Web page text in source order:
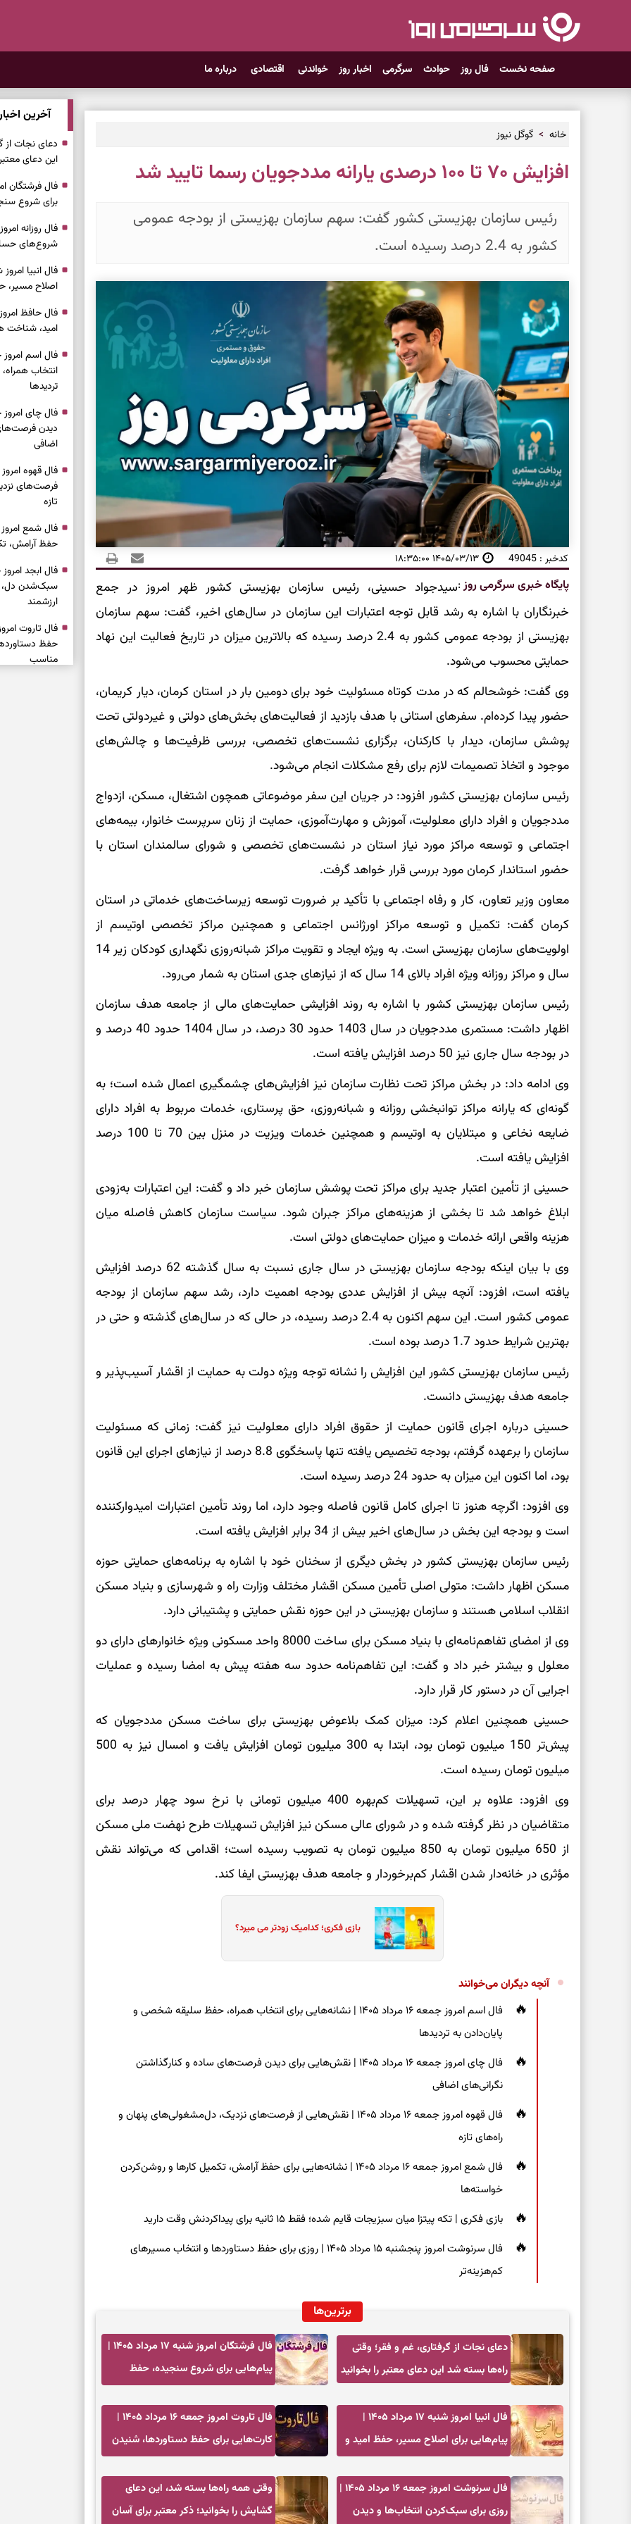
صفحه نخست فال روز حوادث سرگرمی اخبار روز خواندنی اقتصادی درباره ما
خانه گوگل نیوز
افزایش ۷۰ تا ۱۰۰ درصدی یارانه مددجویان رسما تایید شد
رئیس سازمان بهزیستی کشور گفت: سهم سازمان بهزیستی از بودجه عمومی
کشور به 2.4 درصد رسیده است.
کدخبر : 49045 ۱۴۰۵/۰۳/۱۳ ۱۸:۳۵:۰۰
پایگاه خبری سرگرمی روز:سیدجواد حسینی، رئیس سازمان بهزیستی کشور ظهر امروز در جمع
خبرنگاران با اشاره به رشد قابل توجه اعتبارات این سازمان در سال‌های اخیر، گفت: سهم سازمان
بهزیستی از بودجه عمومی کشور به 2.4 درصد رسیده که بالاترین میزان در تاریخ فعالیت این نهاد
حمایتی محسوب می‌شود.
وی گفت: خوشحالم که در مدت کوتاه مسئولیت خود برای دومین بار در استان کرمان، دیار کریمان،
حضور پیدا کرده‌ام. سفرهای استانی با هدف بازدید از فعالیت‌های بخش‌های دولتی و غیردولتی تحت
پوشش سازمان، دیدار با کارکنان، برگزاری نشست‌های تخصصی، بررسی ظرفیت‌ها و چالش‌های
موجود و اتخاذ تصمیمات لازم برای رفع مشکلات انجام می‌شود.
رئیس سازمان بهزیستی کشور افزود: در جریان این سفر موضوعاتی همچون اشتغال، مسکن، ازدواج
مددجویان و افراد دارای معلولیت، آموزش و مهارت‌آموزی، حمایت از زنان سرپرست خانوار، بیمه‌های
اجتماعی و توسعه مراکز مورد نیاز استان در نشست‌های تخصصی و شورای سالمندان استان با
حضور استاندار کرمان مورد بررسی قرار خواهد گرفت.
معاون وزیر تعاون، کار و رفاه اجتماعی با تأکید بر ضرورت توسعه زیرساخت‌های خدماتی در استان
کرمان گفت: تکمیل و توسعه مراکز اورژانس اجتماعی و همچنین مراکز تخصصی اوتیسم از
اولویت‌های سازمان بهزیستی است. به ویژه ایجاد و تقویت مراکز شبانه‌روزی نگهداری کودکان زیر 14
سال و مراکز روزانه ویژه افراد بالای 14 سال که از نیازهای جدی استان به شمار می‌رود.
رئیس سازمان بهزیستی کشور با اشاره به روند افزایشی حمایت‌های مالی از جامعه هدف سازمان
اظهار داشت: مستمری مددجویان در سال 1403 حدود 30 درصد، در سال 1404 حدود 40 درصد و
در بودجه سال جاری نیز 50 درصد افزایش یافته است.
وی ادامه داد: در بخش مراکز تحت نظارت سازمان نیز افزایش‌های چشمگیری اعمال شده است؛ به
گونه‌ای که یارانه مراکز توانبخشی روزانه و شبانه‌روزی، حق پرستاری، خدمات مربوط به افراد دارای
ضایعه نخاعی و مبتلایان به اوتیسم و همچنین خدمات ویزیت در منزل بین 70 تا 100 درصد
افزایش یافته است.
حسینی از تأمین اعتبار جدید برای مراکز تحت پوشش سازمان خبر داد و گفت: این اعتبارات به‌زودی
ابلاغ خواهد شد تا بخشی از هزینه‌های مراکز جبران شود. سیاست سازمان کاهش فاصله میان
هزینه واقعی ارائه خدمات و میزان حمایت‌های دولتی است.
وی با بیان اینکه بودجه سازمان بهزیستی در سال جاری نسبت به سال گذشته 62 درصد افزایش
یافته است، افزود: آنچه بیش از افزایش عددی بودجه اهمیت دارد، رشد سهم سازمان از بودجه
عمومی کشور است. این سهم اکنون به 2.4 درصد رسیده، در حالی که در سال‌های گذشته و حتی در
بهترین شرایط حدود 1.7 درصد بوده است.
رئیس سازمان بهزیستی کشور این افزایش را نشانه توجه ویژه دولت به حمایت از اقشار آسیب‌پذیر و
جامعه هدف بهزیستی دانست.
حسینی درباره اجرای قانون حمایت از حقوق افراد دارای معلولیت نیز گفت: زمانی که مسئولیت
سازمان را برعهده گرفتم، بودجه تخصیص یافته تنها پاسخگوی 8.8 درصد از نیازهای اجرای این قانون
بود، اما اکنون این میزان به حدود 24 درصد رسیده است.
وی افزود: اگرچه هنوز تا اجرای کامل قانون فاصله وجود دارد، اما روند تأمین اعتبارات امیدوارکننده
است و بودجه این بخش در سال‌های اخیر بیش از 34 برابر افزایش یافته است.
رئیس سازمان بهزیستی کشور در بخش دیگری از سخنان خود با اشاره به برنامه‌های حمایتی حوزه
مسکن اظهار داشت: متولی اصلی تأمین مسکن اقشار مختلف وزارت راه و شهرسازی و بنیاد مسکن
انقلاب اسلامی هستند و سازمان بهزیستی در این حوزه نقش حمایتی و پشتیبانی دارد.
وی از امضای تفاهم‌نامه‌ای با بنیاد مسکن برای ساخت 8000 واحد مسکونی ویژه خانوارهای دارای دو
معلول و بیشتر خبر داد و گفت: این تفاهم‌نامه حدود سه هفته پیش به امضا رسیده و عملیات
اجرایی آن در دستور کار قرار دارد.
حسینی همچنین اعلام کرد: میزان کمک بلاعوض بهزیستی برای ساخت مسکن مددجویان که
پیش‌تر 150 میلیون تومان بود، ابتدا به 300 میلیون تومان افزایش یافت و امسال نیز به 500
میلیون تومان رسیده است.
وی افزود: علاوه بر این، تسهیلات کم‌بهره 400 میلیون تومانی با نرخ سود چهار درصد برای
متقاضیان در نظر گرفته شده و در شورای عالی مسکن نیز افزایش تسهیلات طرح نهضت ملی مسکن
از 650 میلیون تومان به 850 میلیون تومان به تصویب رسیده است؛ اقدامی که می‌تواند نقش
مؤثری در خانه‌دار شدن اقشار کم‌برخوردار و جامعه هدف بهزیستی ایفا کند.
بازی فکری؛ کدامیک زودتر می میرد؟
آنچه دیگران می‌خوانند
فال اسم امروز جمعه ۱۶ مرداد ۱۴۰۵ | نشانه‌هایی برای انتخاب همراه، حفظ سلیقه شخصی و
پایان‌دادن به تردیدها
فال چای امروز جمعه ۱۶ مرداد ۱۴۰۵ | نقش‌هایی برای دیدن فرصت‌های ساده و کنارگذاشتن
نگرانی‌های اضافی
فال قهوه امروز جمعه ۱۶ مرداد ۱۴۰۵ | نقش‌هایی از فرصت‌های نزدیک، دل‌مشغولی‌های پنهان و
راه‌های تازه
فال شمع امروز جمعه ۱۶ مرداد ۱۴۰۵ | نشانه‌هایی برای حفظ آرامش، تکمیل کارها و روشن‌کردن
خواسته‌ها
بازی فکری | تکه پیتزا میان سبزیجات قایم شده؛ فقط ۱۵ ثانیه برای پیداکردنش وقت دارید
فال سرنوشت امروز پنجشنبه ۱۵ مرداد ۱۴۰۵ | روزی برای حفظ دستاوردها و انتخاب مسیرهای
کم‌هزینه‌تر
برترین‌ها
دعای نجات از گرفتاری، غم و فقر؛ وقتی
راه‌ها بسته شد این دعای معتبر را بخوانید
فال فرشتگان امروز شنبه ۱۷ مرداد ۱۴۰۵ |
پیام‌هایی برای شروع سنجیده، حفظ
فال انبیا امروز شنبه ۱۷ مرداد ۱۴۰۵ |
پیام‌هایی برای اصلاح مسیر، حفظ امید و
فال تاروت امروز جمعه ۱۶ مرداد ۱۴۰۵ |
کارت‌هایی برای حفظ دستاوردها، شنیدن
فال سرنوشت امروز جمعه ۱۶ مرداد ۱۴۰۵ |
روزی برای سبک‌کردن انتخاب‌ها و دیدن
وقتی همه راه‌ها بسته شد، این دعای
گشایش را بخوانید؛ ذکر معتبر برای آسان
آخرین
دعای نجات از
این دعای
برای شروع
شروع‌های
اصلاح مسیر،
امید، شناخت
انتخاب
تردیدها
دیدن
اضافی
فرصت‌های
تازه
حفظ آرامش،
سبک‌شدن دل،
ارزشمند
حفظ
مناسب